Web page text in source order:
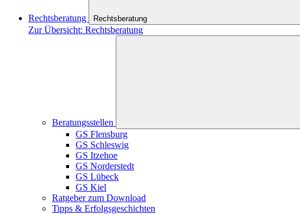
Rechtsberatung Rechtsberatung
Zur Übersicht: Rechtsberatung
Beratungsstellen
GS Flensburg
GS Schleswig
GS Itzehoe
GS Norderstedt
GS Lübeck
GS Kiel
Ratgeber zum Download
Tipps & Erfolgsgeschichten